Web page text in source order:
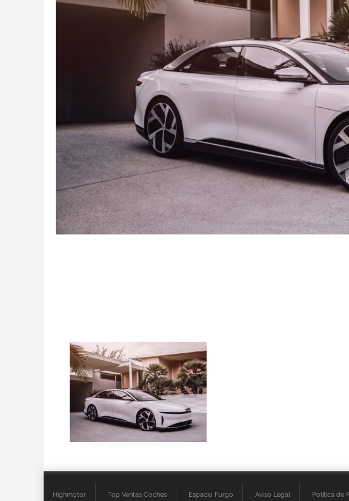
Highmotor Top Ventas Coches Espacio Furgo Aviso Legal Política de